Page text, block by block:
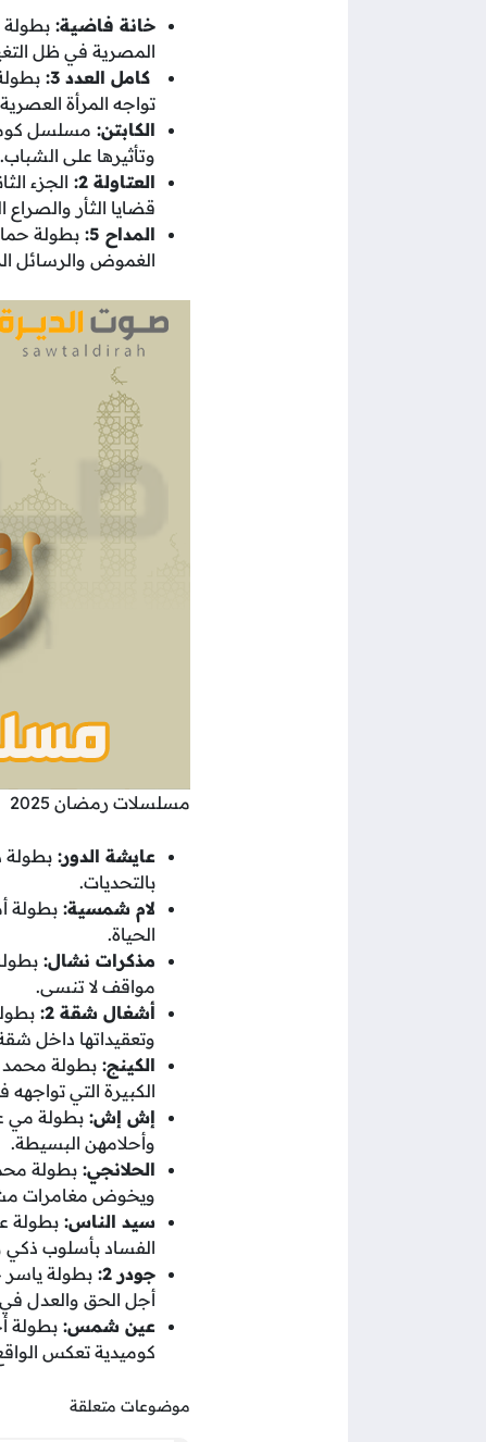
خانة فاضية:
المصرية في ظل
كامل العدد 3:
تواجه المرأة
الكابتن: مسلسل
وتأثيرها على الشباب.
العتاولة 2:
الجزء
قضايا الثأر
المداح 5:
بطولة
الغموض والرسائل
مسلسلات رمضان 2025
عايشة الدور: بطولة
بالتحديات.
لام شمسية: بطولة
الحياة.
مذكرات نشال:
مواقف لا تنسى.
أشغال شقة 2:
وتعقيداتها داخل
الكينج: بطولة محمد
الكبيرة التي تواجهه
إش إش: بطولة مي
وأحلامهن البسيطة.
الحلانجي: بطولة
ويخوض مغامرات
سيد الناس: بطولة
الفساد بأسلوب ذكي
جودر 2:
بطولة ياسر
أجل الحق والعدل
عين شمس: بطولة
كوميدية تعكس
موضوعات متعلقة